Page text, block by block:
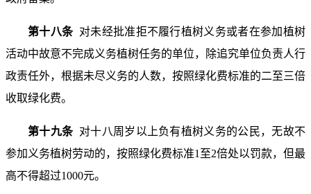
第十八条 对未经批准拒不履行植树义务或者在参加植树
活动中故意不完成义务植树任务的单位，除追究单位负责人行
政责任外，根据未尽义务的人数，按照绿化费标准的二至三倍
收取绿化费。
第十九条 对十八周岁以上负有植树义务的公民，无故不
参加义务植树劳动的，按照绿化费标准1至2倍处以罚款，但最
高不得超过1000元。